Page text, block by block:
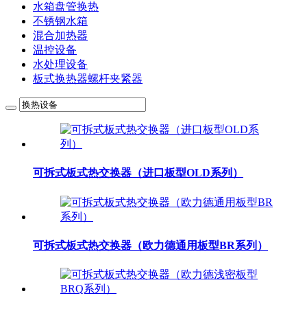
水箱盘管换热
不锈钢水箱
混合加热器
温控设备
水处理设备
板式换热器螺杆夹紧器
可拆式板式热交换器（进口板型OLD系列）
可拆式板式热交换器（欧力德通用板型BR系列）